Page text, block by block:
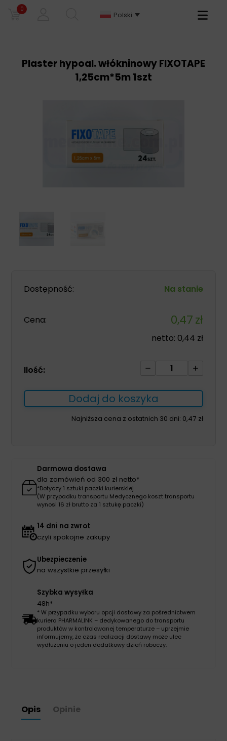
0
Polski
Primary
Plaster hypoal. włókninowy FIXOTAPE
1,25cm*5m 1szt
Dostępność: Na stanie
Cena: 0,47zł
netto: 0,44 zł
Ilość:
ilość
hypoal.
włókninowy
FIXOTAPE
Dodaj do koszyka
Najniższa cena z ostatnich 30 dni: 0,47 zł
Darmowa dostawa
dla zamówień od 300 zł netto*
*Dotyczy 1 sztuki paczki kurierskiej
(W przypadku transportu Medycznego koszt transportu
wynosi 16 zł brutto za 1 sztukę paczki)
14 dni na zwrot
czyli spokojne zakupy
Ubezpieczenie
na wszystkie przesyłki
Szybka wysyłka
48h*
* W przypadku wyboru opcji dostawy za pośrednictwem
kuriera PHARMALINK – dedykowanego do transportu
produktów w kontrolowanej temperaturze – uprzejmie
informujemy, że czas realizacji dostawy może ulec
wydłużeniu o jeden dodatkowy dzień roboczy.
Opis Opinie